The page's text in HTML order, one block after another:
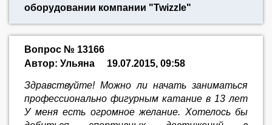
оборудовании компании "Twizzle"
Вопрос № 13166
Автор: Ульяна
19.07.2015, 09:58
Здравствуйте! Можно ли начать заниматься
профессионально фигурным катание в 13 лет
У меня есть огромное желание. Хотелось бы